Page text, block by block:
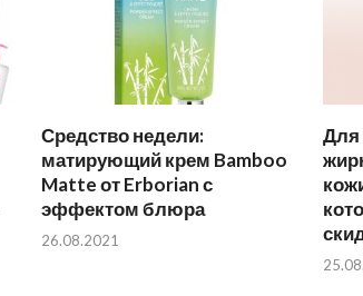
Средство недели:
матирующий крем Bamboo
Matte от Erborian с
эффектом блюра
26.08.2021
Для